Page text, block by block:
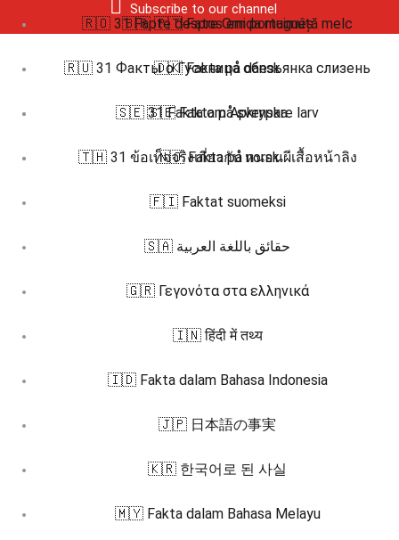
Subscribe to our channel
🇷🇴 31 Fapte despre Omida maimuță melc
🇷🇺 31 Факты о Гусеница обезьянка слизень
🇸🇪 31 Fakta om Apkrypare larv
🇹🇭 31 ข้อเท็จจริงเกี่ยวกับ หนอนผีเสื้อหน้าลิง
🇧🇷 🇵🇹 Fatos em português
🇩🇰 Fakta på dansk
🇸🇪 Fakta på svenska
🇳🇴 Fakta på norsk
🇫🇮 Faktat suomeksi
🇸🇦 حقائق باللغة العربية
🇬🇷 Γεγονότα στα ελληνικά
🇮🇳 हिंदी में तथ्य
🇮🇩 Fakta dalam Bahasa Indonesia
🇯🇵 日本語の事実
🇰🇷 한국어로 된 사실
🇲🇾 Fakta dalam Bahasa Melayu